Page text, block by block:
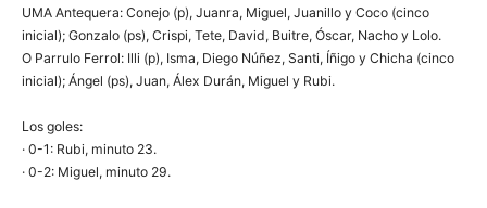
UMA Antequera: Conejo (p), Juanra, Miguel, Juanillo y Coco (cinco
inicial); Gonzalo (ps), Crispi, Tete, David, Buitre, Óscar, Nacho y Lolo.
O Parrulo Ferrol: Illi (p), Isma, Diego Núñez, Santi, Íñigo y Chicha (cinco
inicial); Ángel (ps), Juan, Álex Durán, Miguel y Rubi.
Los goles:
· 0-1: Rubi, minuto 23.
· 0-2: Miguel, minuto 29.